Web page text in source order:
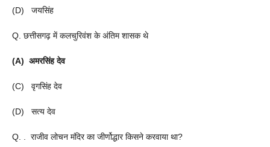
(D) जयसिंह
Q. छत्तीसगढ़ में कलचुरिवंश के अंतिम शासक थे
(A) अमरसिंह देव
(C) वृगसिंह देव
(D) सत्य देव
Q. . राजीव लोचन मंदिर का जीर्णोद्धार किसने करवाया था?